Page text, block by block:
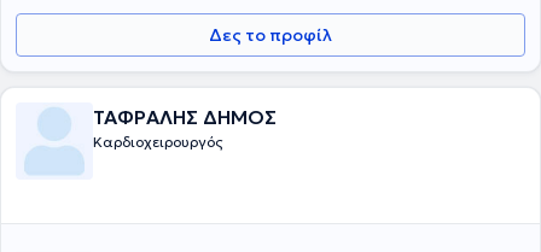
Δες το προφίλ
ΤΑΦΡΑΛΗΣ ΔΗΜΟΣ
Καρδιοχειρουργός